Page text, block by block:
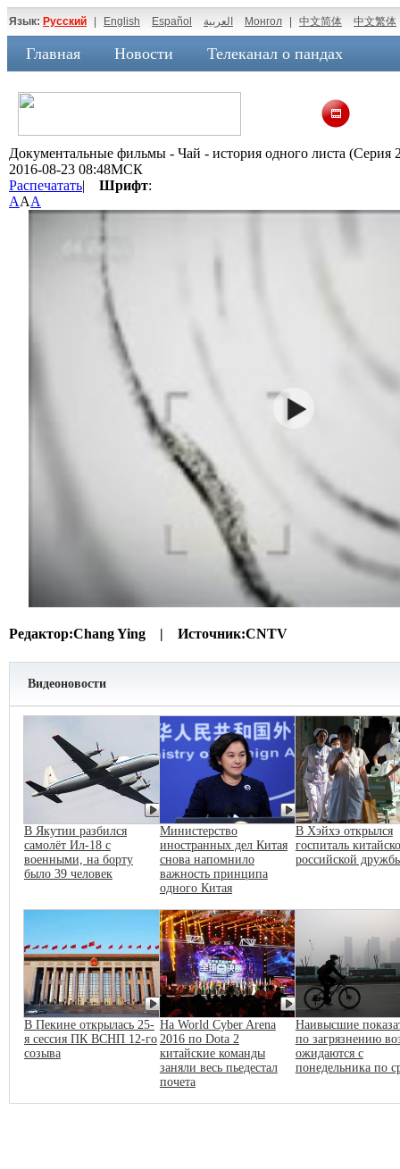
Язык: Русский English Español العربية Монгол 中文简体 中文繁体
Главная Новости Телеканал о пандах
Документальные фильмы - Чай - история одного листа (Серия
2016-08-23 08:48МСК
Распечатать| Шрифт:
AAA
Редактор:Chang Ying | Источник:CNTV
Видеоновости
В Якутии разбился
самолёт Ил-18 с
военными, на борту
было 39 человек
Министерство
иностранных дел Китая
снова напомнило
важность принципа
одного Китая
В Хэйхэ открылся
госпиталь
российской
В Пекине открылась 25-
я сессия ПК ВСНП 12-го
созыва
На World Cyber Arena
2016 по Dota 2
китайские команды
заняли весь пьедестал
почета
Наивысшие
по загрязнению
ожидаются с
понедельника по